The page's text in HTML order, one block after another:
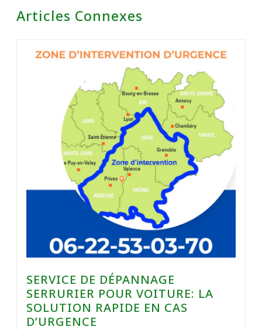
Articles Connexes
SERVICE DE DÉPANNAGE
SERRURIER POUR VOITURE: LA
SOLUTION RAPIDE EN CAS
D’URGENCE